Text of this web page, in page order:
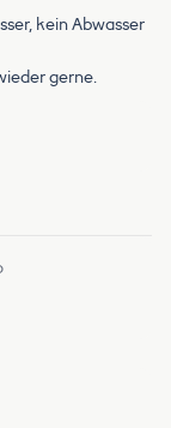
kein Abwasser
gerne.